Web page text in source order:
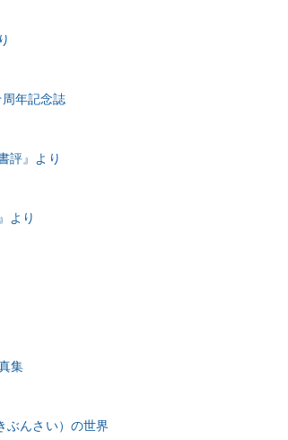
年記念誌
評』より
より
集
ぶんさい）の世界